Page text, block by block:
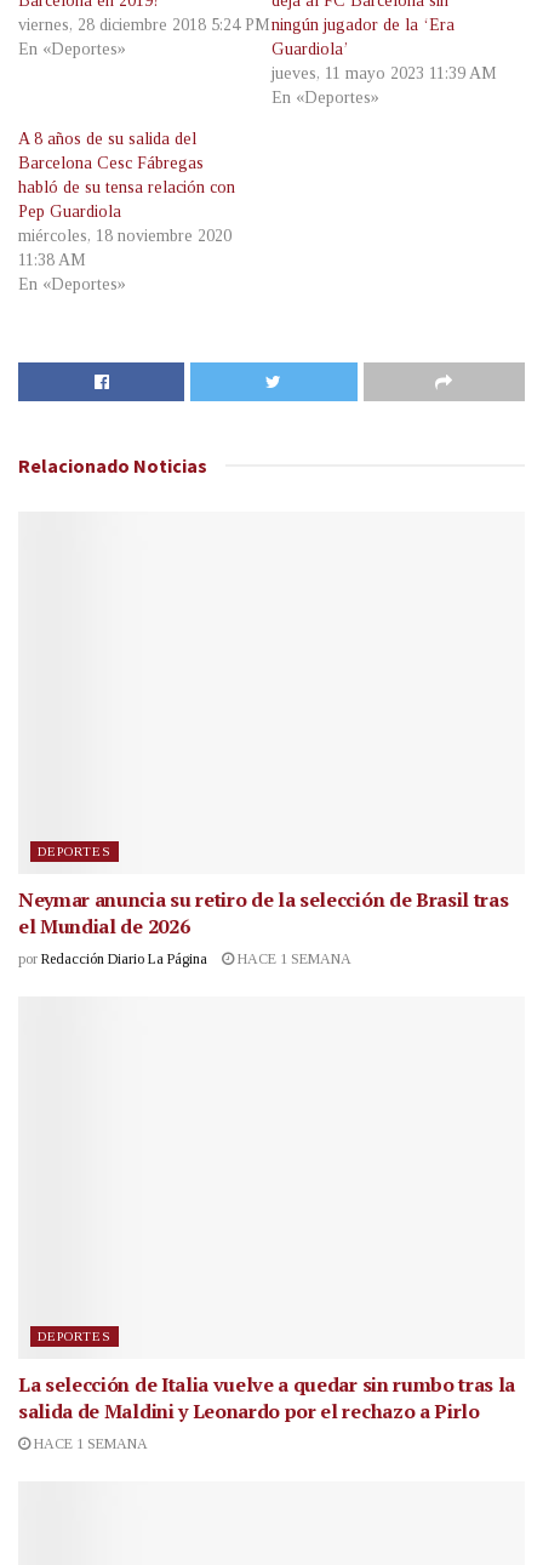
viernes, 28 diciembre 2018 5:24 PM
En «Deportes»
ningún jugador de la ‘Era
Guardiola’
jueves, 11 mayo 2023 11:39 AM
En «Deportes»
A 8 años de su salida del
Barcelona Cesc Fábregas
habló de su tensa relación con
Pep Guardiola
miércoles, 18 noviembre 2020
11:38 AM
En «Deportes»
Relacionado Noticias
DEPORTES
Neymar anuncia su retiro de la selección de Brasil tras
el Mundial de 2026
por Redacción Diario La Página HACE 1 SEMANA
DEPORTES
La selección de Italia vuelve a quedar sin rumbo tras la
salida de Maldini y Leonardo por el rechazo a Pirlo
HACE 1 SEMANA